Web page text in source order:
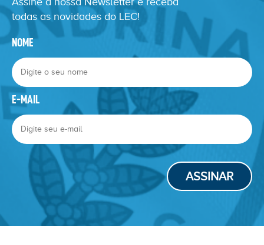
todas as novidades do LEC!
NOME
E-MAIL
ASSINAR